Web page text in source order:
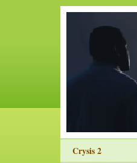
Crysis 2